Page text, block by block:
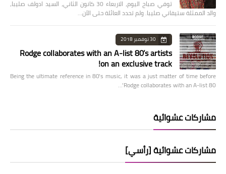
توفي صباح اليوم، الاربعاء 30 كانون الثاني، السيد ادولف صليبا،
والد الممثلة ستيفاني صليبا. ولم تحدد العائلة حتى الآن…
30 نوفمبر 2018
Rodge collaborates with an A-list 80’s artists
on an exclusive track!
Being the ultimate reference in 80’s music, it was a just matter of time before
Rodge collaborates with an A-list 80’…
مشاركات عشوائية
مشاركات عشوائية [رأسي]